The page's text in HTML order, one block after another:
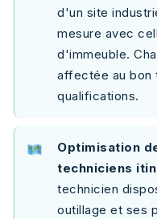
d'un site
mesure avec
d'immeuble.
affectée au bon
qualifications.
Optimisation
techniciens
technicien
outillage et ses